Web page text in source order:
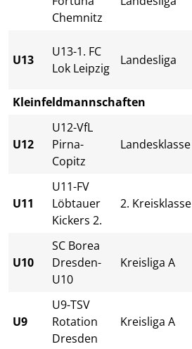
Chemnitz
U13
U13-1. FC
Lok Leipzig
Landesliga
Kleinfeldmannschaften
U12
U12-VfL
Pirna-
Copitz
Landesklasse
U11
U11-FV
Löbtauer
Kickers 2.
2. Kreisklasse
U10
SC Borea
Dresden-
U10
Kreisliga A
U9
U9-TSV
Rotation
Dresden
Kreisliga A